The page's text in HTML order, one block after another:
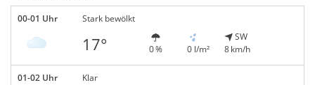
00-01 Uhr Stark bewölkt
17° 0 % 0 l/m²
SW
8 km/h
01-02 Uhr Klar